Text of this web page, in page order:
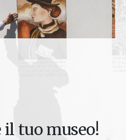
tuo museo!